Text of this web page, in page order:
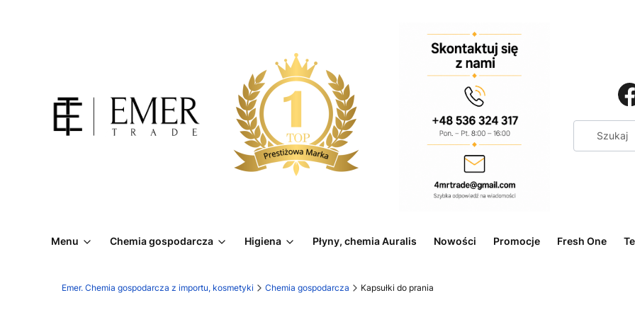
Menu Chemia gospodarcza Higiena Płyny, chemia Auralis Nowości Promocje Fresh One
Emer. Chemia gospodarcza z importu, kosmetyki Chemia gospodarcza Kapsułki do prania